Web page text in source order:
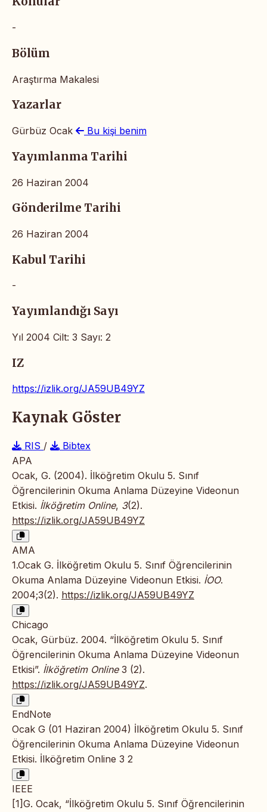
-
Bölüm
Araştırma Makalesi
Yazarlar
Gürbüz Ocak Bu kişi benim
Yayımlanma Tarihi
26 Haziran 2004
Gönderilme Tarihi
26 Haziran 2004
Kabul Tarihi
-
Yayımlandığı Sayı
Yıl 2004 Cilt: 3 Sayı: 2
IZ
https://izlik.org/JA59UB49YZ
Kaynak Göster
RIS /
Bibtex
APA
Ocak, G. (2004). İlköğretim Okulu 5. Sınıf
Öğrencilerinin Okuma Anlama Düzeyine Videonun
Etkisi. İlköğretim Online, 3(2).
https://izlik.org/JA59UB49YZ
AMA
1.Ocak G. İlköğretim Okulu 5. Sınıf Öğrencilerinin
Okuma Anlama Düzeyine Videonun Etkisi. İOO.
2004;3(2). https://izlik.org/JA59UB49YZ
Chicago
Ocak, Gürbüz. 2004. “İlköğretim Okulu 5. Sınıf
Öğrencilerinin Okuma Anlama Düzeyine Videonun
Etkisi”. İlköğretim Online3 (2).
https://izlik.org/JA59UB49YZ.
EndNote
Ocak G (01 Haziran 2004) İlköğretim Okulu 5. Sınıf
Öğrencilerinin Okuma Anlama Düzeyine Videonun
Etkisi. İlköğretim Online 3 2
IEEE
[1]G. Ocak, “İlköğretim Okulu 5. Sınıf Öğrencilerinin